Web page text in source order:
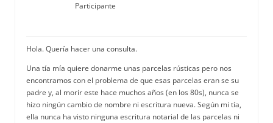
Participante
Hola. Quería hacer una consulta.
Una tía mía quiere donarme unas parcelas rústicas pero nos
encontramos con el problema de que esas parcelas eran se su
padre y, al morir este hace muchos años (en los 80s), nunca se
hizo ningún cambio de nombre ni escritura nueva. Según mi tía,
ella nunca ha visto ninguna escritura notarial de las parcelas ni